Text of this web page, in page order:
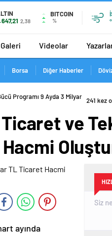
2,38
BITCOIN
%
°
Videolar
Borsa Diğer Haberler
Programı 9 Ayda 3 Milyar 241 kez
ve
ayında